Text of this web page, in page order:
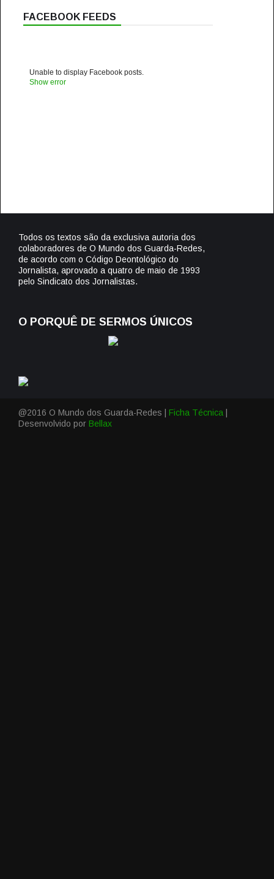
FACEBOOK FEEDS
Unable to display Facebook posts.
Show error
Todos os textos são da exclusiva autoria dos
colaboradores de O Mundo dos Guarda-Redes,
de acordo com o Código Deontológico do
Jornalista, aprovado a quatro de maio de 1993
pelo Sindicato dos Jornalistas.
O PORQUÊ DE SERMOS ÚNICOS
@2016 O Mundo dos Guarda-Redes | Ficha Técnica
Desenvolvido por Bellax